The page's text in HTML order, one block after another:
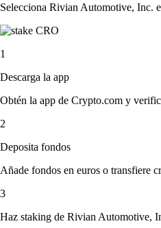
Selecciona Rivian Automotive, Inc.
1
Descarga la app
Obtén la app de Crypto.com y
2
Deposita fondos
Añade fondos en euros o transfiere
3
Haz staking de Rivian Automotive,